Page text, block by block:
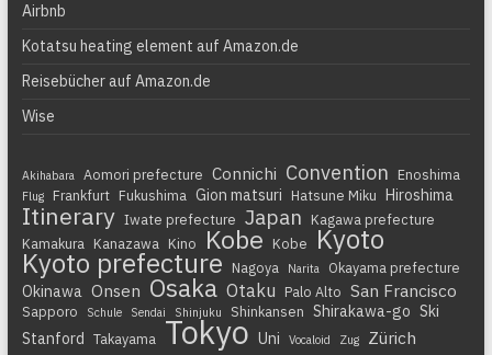
Airbnb
Kotatsu heating element auf Amazon.de
Reisebücher auf Amazon.de
Wise
Akihabara Aomori prefecture Connichi Convention Enoshima
Flug Frankfurt Fukushima Gion matsuri Hatsune Miku Hiroshima
Itinerary Iwate prefecture Japan
Kagawa prefecture
Kamakura Kanazawa Kino Kobe Kobe Kyoto
Kyoto prefecture Nagoya Narita Okayama prefecture
Okinawa Onsen Osaka Otaku Palo Alto San Francisco
Sapporo Schule Sendai Shinjuku Shinkansen Shirakawa-go Ski
Stanford
Takayama Tokyo Uni Vocaloid Zug Zürich